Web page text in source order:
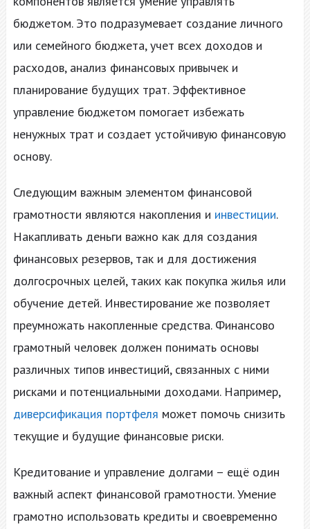
бюджетом. Это подразумевает создание личного
или семейного бюджета, учет всех доходов и
расходов, анализ финансовых привычек и
планирование будущих трат. Эффективное
управление бюджетом помогает избежать
ненужных трат и создает устойчивую финансовую
основу.
Следующим важным элементом финансовой
грамотности являются накопления и инвестиции.
Накапливать деньги важно как для создания
финансовых резервов, так и для достижения
долгосрочных целей, таких как покупка жилья или
обучение детей. Инвестирование же позволяет
преумножать накопленные средства. Финансово
грамотный человек должен понимать основы
различных типов инвестиций, связанных с ними
рисками и потенциальными доходами. Например,
диверсификация портфеля может помочь снизить
текущие и будущие финансовые риски.
Кредитование и управление долгами – ещё один
важный аспект финансовой грамотности. Умение
грамотно использовать кредиты и своевременно